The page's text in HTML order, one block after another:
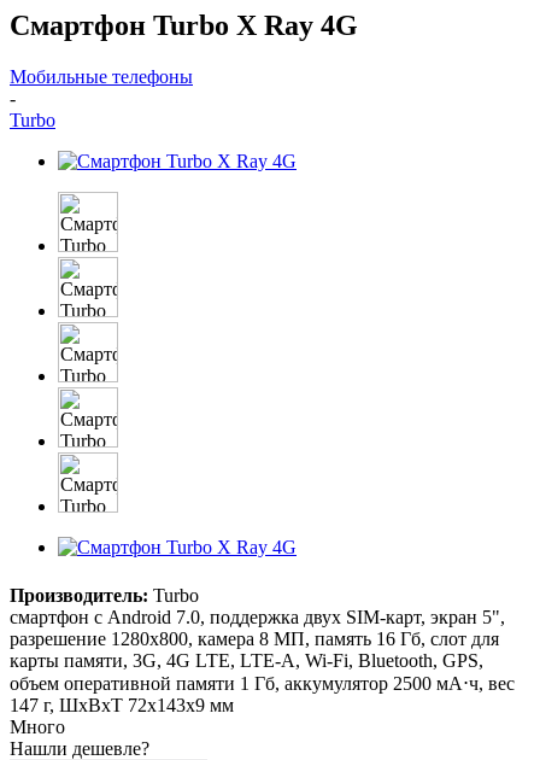
Смартфон Turbo X Ray 4G
Мобильные телефоны
-
Turbo
Производитель: Turbo
смартфон с Android 7.0, поддержка двух SIM-карт, экран 5",
разрешение 1280x800, камера 8 МП, память 16 Гб, слот для
карты памяти, 3G, 4G LTE, LTE-A, Wi-Fi, Bluetooth, GPS,
объем оперативной памяти 1 Гб, аккумулятор 2500 мА⋅ч, вес
147 г, ШxВxТ 72x143x9 мм
Много
Нашли дешевле?